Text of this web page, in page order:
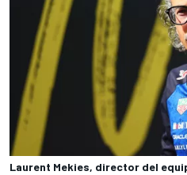
Laurent Mekies, director del